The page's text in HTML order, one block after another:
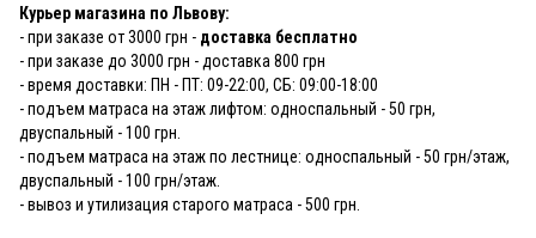
Курьер магазина по Львову:
- при заказе от 3000 грн - доставка бесплатно
- при заказе до 3000 грн - доставка 800 грн
- время доставки: ПН - ПТ: 09-22:00, СБ: 09:00-18:00
- подъем матраса на этаж лифтом: односпальный - 50 грн,
двуспальный - 100 грн.
- подъем матраса на этаж по лестнице: односпальный - 50 грн/этаж,
двуспальный - 100 грн/этаж.
- вывоз и утилизация старого матраса - 500 грн.